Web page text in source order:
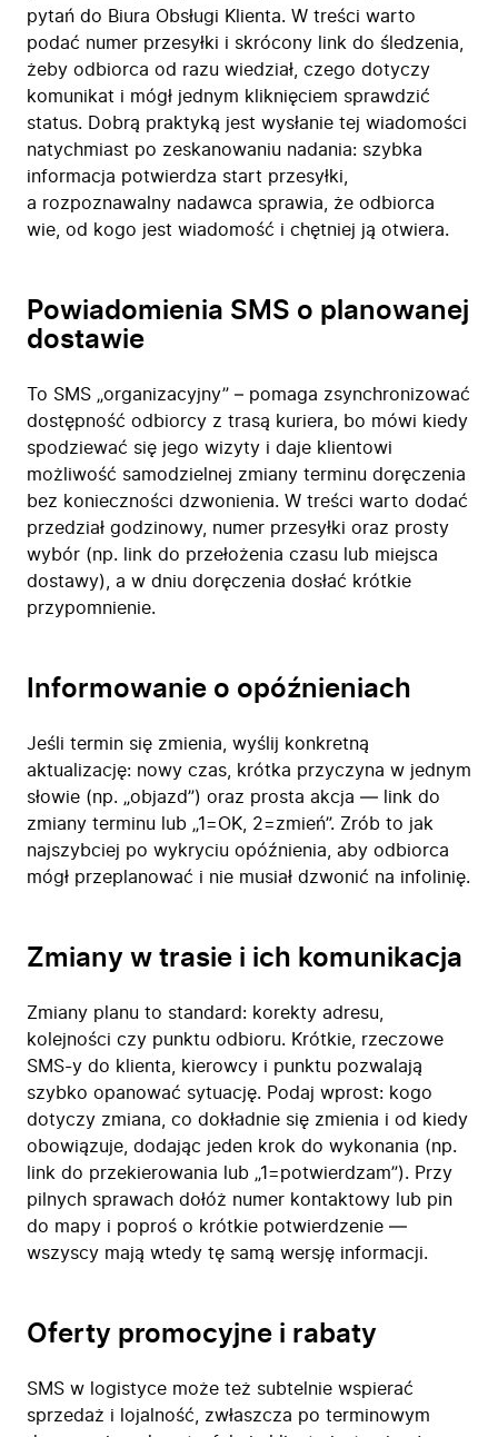
Firma
Produkty
Zastosowanie
Bezpieczeństwo
Blog
Kontakt
pytań do Biura Obsługi Klienta. W treści warto
podać numer przesyłki i skrócony link do śledzenia,
żeby odbiorca od razu wiedział, czego dotyczy
komunikat i mógł jednym kliknięciem sprawdzić
status. Dobrą praktyką jest wysłanie tej wiadomości
natychmiast po zeskanowaniu nadania: szybka
informacja potwierdza start przesyłki,
a rozpoznawalny nadawca sprawia, że odbiorca
wie, od kogo jest wiadomość i chętniej ją otwiera.
Powiadomienia SMS o planowanej
dostawie
To SMS „organizacyjny” – pomaga zsynchronizować
dostępność odbiorcy z trasą kuriera, bo mówi kiedy
spodziewać się jego wizyty i daje klientowi
możliwość samodzielnej zmiany terminu doręczenia
bez konieczności dzwonienia. W treści warto dodać
przedział godzinowy, numer przesyłki oraz prosty
wybór (np. link do przełożenia czasu lub miejsca
dostawy), a w dniu doręczenia dosłać krótkie
przypomnienie.
Informowanie o opóźnieniach
Jeśli termin się zmienia, wyślij konkretną
aktualizację: nowy czas, krótka przyczyna w jednym
słowie (np. „objazd”) oraz prosta akcja — link do
zmiany terminu lub „1=OK, 2=zmień”. Zrób to jak
najszybciej po wykryciu opóźnienia, aby odbiorca
mógł przeplanować i nie musiał dzwonić na infolinię.
Zmiany w trasie i ich komunikacja
Zmiany planu to standard: korekty adresu,
kolejności czy punktu odbioru. Krótkie, rzeczowe
SMS-y do klienta, kierowcy i punktu pozwalają
szybko opanować sytuację. Podaj wprost: kogo
dotyczy zmiana, co dokładnie się zmienia i od kiedy
obowiązuje, dodając jeden krok do wykonania (np.
link do przekierowania lub „1=potwierdzam”). Przy
pilnych sprawach dołóż numer kontaktowy lub pin
do mapy i poproś o krótkie potwierdzenie —
wszyscy mają wtedy tę samą wersję informacji.
Oferty promocyjne i rabaty
SMS w logistyce może też subtelnie wspierać
sprzedaż i lojalność, zwłaszcza po terminowym